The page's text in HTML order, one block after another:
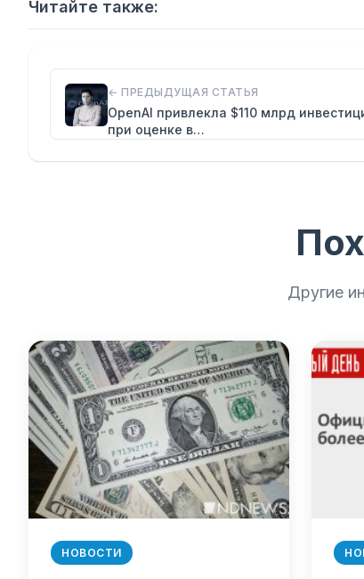
Читайте также:
← ПРЕДЫДУЩАЯ СТАТЬЯ
OpenAI привлекла $110 млрд
при оценке в…
Другие
НОВОСТИ